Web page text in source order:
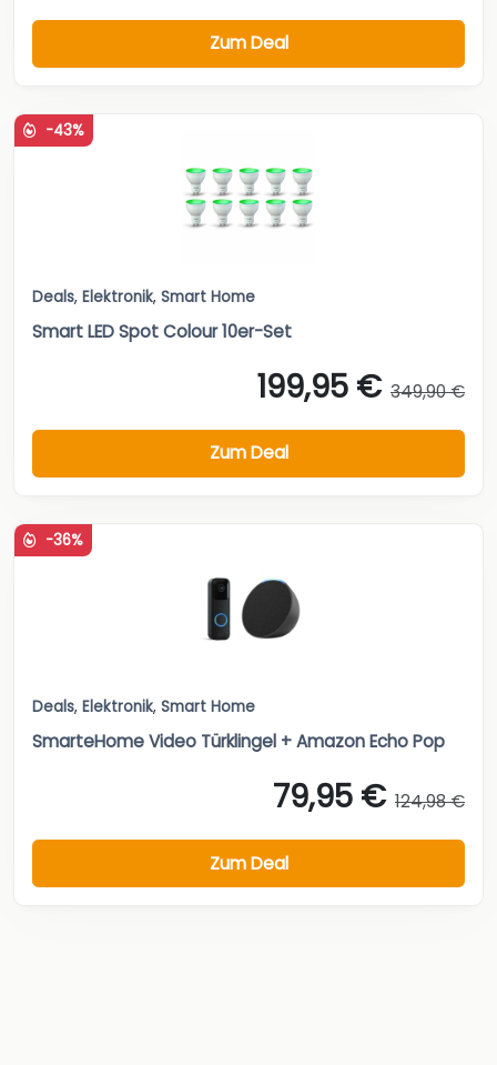
Zum Deal
-43%
Deals, Elektronik, Smart Home
Smart LED Spot Colour 10er-Set
199,95 € 349,90 €
Zum Deal
-36%
Deals, Elektronik, Smart Home
SmarteHome Video Türklingel + Amazon Echo Pop
79,95 € 124,98 €
Zum Deal